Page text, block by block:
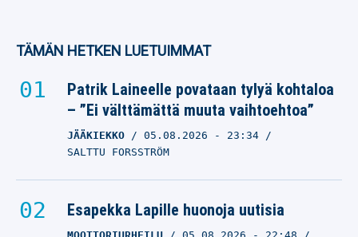
TÄMÄN HETKEN LUETUIMMAT
Patrik Laineelle povataan tylyä kohtaloa
– ”Ei välttämättä muuta vaihtoehtoa”
JÄÄKIEKKO 05.08.2026 - 23:34
SALTTU FORSSTRÖM
Esapekka Lapille huonoja uutisia